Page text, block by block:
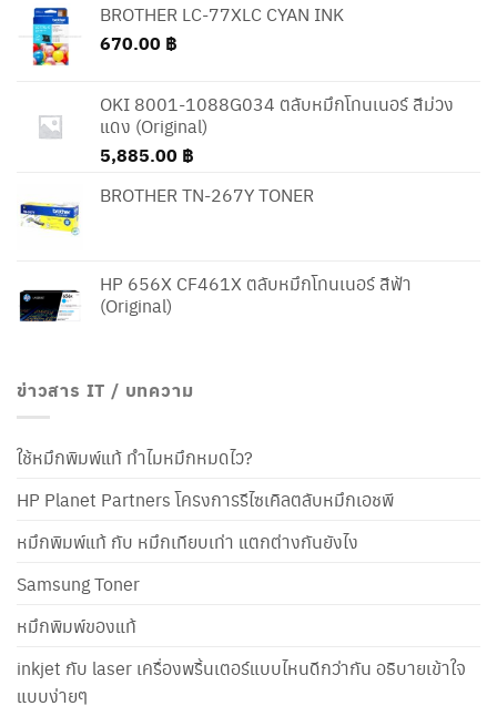
BROTHER LC-77XLC CYAN INK
670.00 ฿
OKI 8001-1088G034 ตลับหมึกโทนเนอร์ สีม่วง
แดง (Original)
5,885.00 ฿
BROTHER TN-267Y TONER
HP 656X CF461X ตลับหมึกโทนเนอร์ สีฟ้า
(Original)
ข่าวสาร IT / บทความ
ใช้หมึกพิมพ์แท้ ทำไมหมึกหมดไว?
HP Planet Partners โครงการรีไซเคิลตลับหมึกเอชพี
หมึกพิมพ์แท้ กับ หมึกเทียบเท่า แตกต่างกันยังไง
Samsung Toner
หมึกพิมพ์ของแท้
inkjet กับ laser เครื่องพริ้นเตอร์แบบไหนดีกว่ากัน อธิบายเข้าใจ
แบบง่ายๆ